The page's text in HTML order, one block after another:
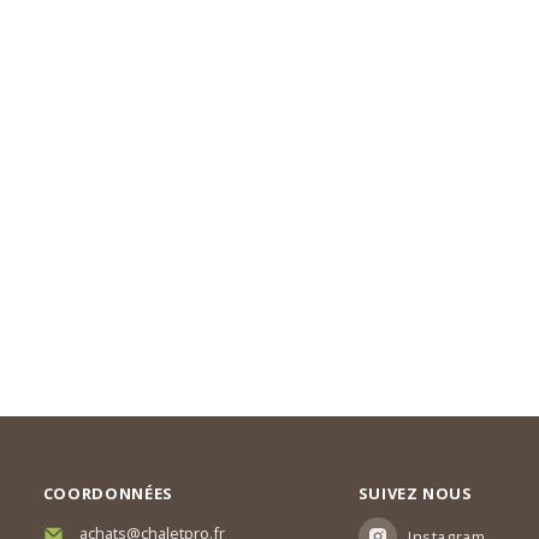
COORDONNÉES
achats@chaletpro.fr
SUIVEZ NOUS